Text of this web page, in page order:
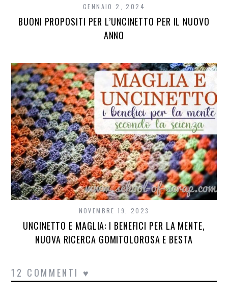
GENNAIO 2, 2024
BUONI PROPOSITI PER L’UNCINETTO PER IL NUOVO
ANNO
NOVEMBRE 19, 2023
UNCINETTO E MAGLIA: I BENEFICI PER LA MENTE,
NUOVA RICERCA GOMITOLOROSA E BESTA
12 COMMENTI ♥